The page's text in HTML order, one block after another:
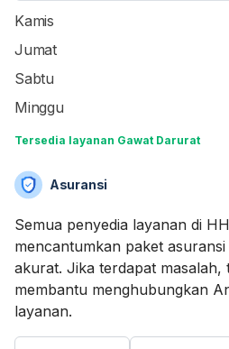
Kamis
Jumat
Sabtu
Minggu
Tersedia layanan Gawat Darurat
Asuransi
Semua penyedia layanan di
mencantumkan paket
akurat. Jika terdapat masalah,
membantu menghubungkan
layanan.